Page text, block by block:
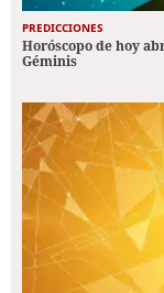
PREDICCIONES
Horóscopo de hoy
Géminis